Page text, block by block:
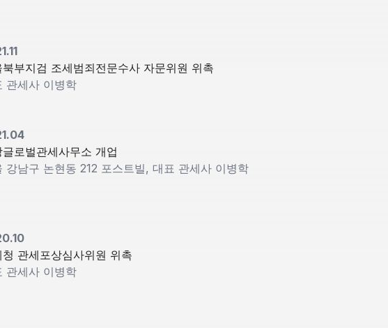
북부지검 조세범죄전문수사 자문위원 위촉
관세사 이병학
글로벌관세사무소 개업
강남구 논현동 212 포스트빌, 대표 관세사 이병학
청 관세포상심사위원 위촉
관세사 이병학